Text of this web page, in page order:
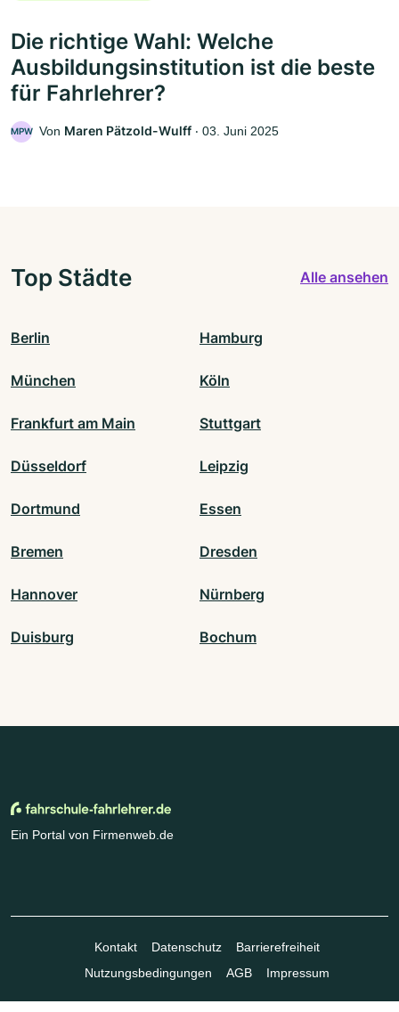
Die richtige Wahl: Welche
Ausbildungsinstitution ist die beste
für Fahrlehrer?
MPW Von Maren Pätzold-Wulff ‧ 03. Juni 2025
Top Städte Alle ansehen
Berlin Hamburg
München Köln
Frankfurt am Main Stuttgart
Düsseldorf Leipzig
Dortmund Essen
Bremen Dresden
Hannover Nürnberg
Duisburg Bochum
Ein Portal von Firmenweb.de
Kontakt Datenschutz
Barrierefreiheit
Nutzungsbedingungen
AGB Impressum